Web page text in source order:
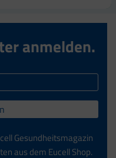
anmelden.
Gesundheitsmagazin
aus dem Eucell Shop.